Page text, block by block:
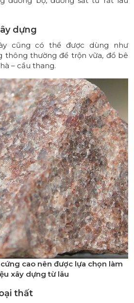
dựng
cũng có thể được dùng như
thông thường để trộn vữa, đổ bê
– cầu thang.
cao nên được lựa chọn làm
xây dựng từ lâu
thất